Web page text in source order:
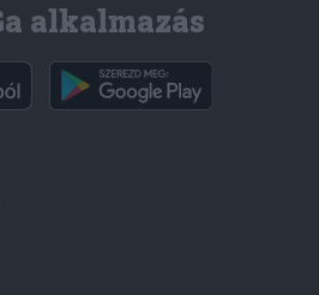
alkalmazás